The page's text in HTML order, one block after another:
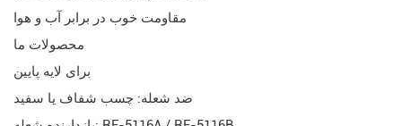
مقاومت خوب در برابر آب و هوا
محصولات ما
برای لایه پایین
ضد شعله: چسب شفاف یا سفید